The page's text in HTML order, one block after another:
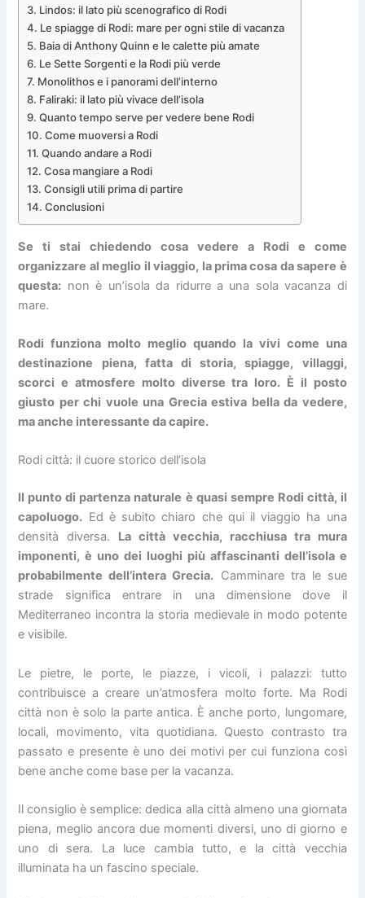
Lindos: il lato più scenografico di Rodi
Le spiagge di Rodi: mare per ogni stile di vacanza
Baia di Anthony Quinn e le calette più amate
Le Sette Sorgenti e la Rodi più verde
Monolithos e i panorami dell’interno
Faliraki: il lato più vivace dell’isola
Quanto tempo serve per vedere bene Rodi
Come muoversi a Rodi
Quando andare a Rodi
Cosa mangiare a Rodi
Consigli utili prima di partire
Conclusioni
Se ti stai chiedendo cosa vedere a Rodi e come
organizzare al meglio il viaggio, la prima cosa da sapere è
questa: non è un’isola da ridurre a una sola vacanza di
mare.
Rodi funziona molto meglio quando la vivi come una
destinazione piena, fatta di storia, spiagge, villaggi,
scorci e atmosfere molto diverse tra loro. È il posto
giusto per chi vuole una Grecia estiva bella da vedere,
ma anche interessante da capire.
Rodi città: il cuore storico dell’isola
Il punto di partenza naturale è quasi sempre Rodi città, il
capoluogo. Ed è subito chiaro che qui il viaggio ha una
densità diversa. La città vecchia, racchiusa tra mura
imponenti, è uno dei luoghi più affascinanti dell’isola e
probabilmente dell’intera Grecia. Camminare tra le sue
strade significa entrare in una dimensione dove il
Mediterraneo incontra la storia medievale in modo potente
e visibile.
Le pietre, le porte, le piazze, i vicoli, i palazzi: tutto
contribuisce a creare un’atmosfera molto forte. Ma Rodi
città non è solo la parte antica. È anche porto, lungomare,
locali, movimento, vita quotidiana. Questo contrasto tra
passato e presente è uno dei motivi per cui funziona così
bene anche come base per la vacanza.
Il consiglio è semplice: dedica alla città almeno una giornata
piena, meglio ancora due momenti diversi, uno di giorno e
uno di sera. La luce cambia tutto, e la città vecchia
illuminata ha un fascino speciale.